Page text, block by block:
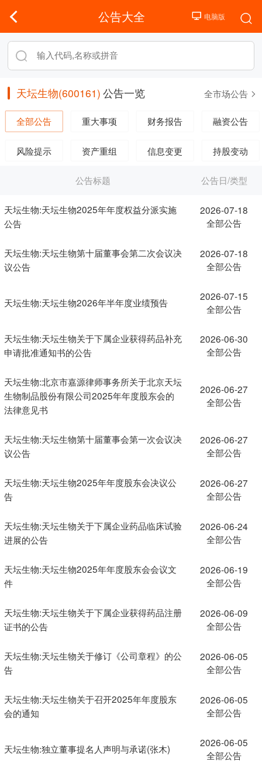
公告大全
天坛生物(600161) 公告一览 全市场公告
全部公告 重大事项 财务报告 融资公告
风险提示 资产重组 信息变更 持股变动
公告标题 公告日/类型
天坛生物:天坛生物2025年年度权益分派实施
公告
2026-07-18
全部公告
天坛生物:天坛生物第十届董事会第二次会议决
议公告
2026-07-18
全部公告
天坛生物:天坛生物2026年半年度业绩预告
2026-07-15
全部公告
天坛生物:天坛生物关于下属企业获得药品补充
申请批准通知书的公告
2026-06-30
全部公告
天坛生物:北京市嘉源律师事务所关于北京天坛
生物制品股份有限公司2025年年度股东会的
法律意见书
2026-06-27
全部公告
天坛生物:天坛生物第十届董事会第一次会议决
议公告
2026-06-27
全部公告
天坛生物:天坛生物2025年年度股东会决议公
告
2026-06-27
全部公告
天坛生物:天坛生物关于下属企业药品临床试验
进展的公告
2026-06-24
全部公告
天坛生物:天坛生物2025年年度股东会会议文
件
2026-06-19
全部公告
天坛生物:天坛生物关于下属企业获得药品注册
证书的公告
2026-06-09
全部公告
天坛生物:天坛生物关于修订《公司章程》的公
告
2026-06-05
全部公告
天坛生物:天坛生物关于召开2025年年度股东
会的通知
2026-06-05
全部公告
天坛生物:独立董事提名人声明与承诺(张木)
2026-06-05
全部公告